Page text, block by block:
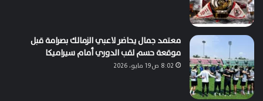
معتمد جمال يحاضر لاعبي الزمالك بصرامة قبل
موقعة حسم لقب الدوري أمام سيراميكا
8:02 ص19 مايو، 2026